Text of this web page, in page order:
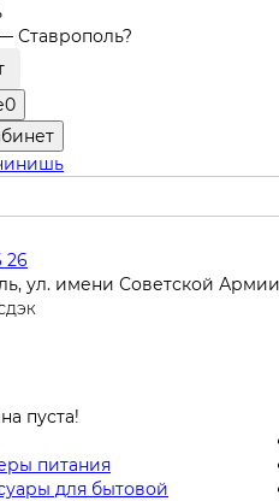
Ставрополь?
0
26
ул. имени Советской
пуста!
питания
для бытовой